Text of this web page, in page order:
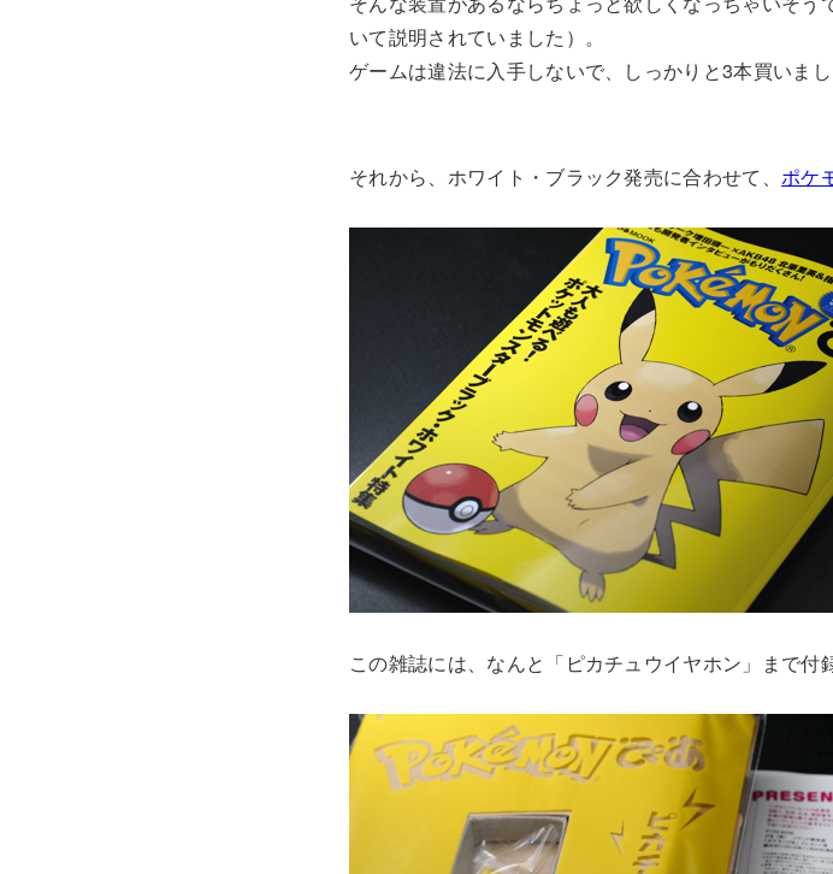
いて説明されていました）。
ゲームは違法に入手しないで、しっかりと3本買いま
それから、ホワイト・ブラック発売に合わせて、 ポケ
この雑誌には、なんと「ピカチュウイヤホン」まで付